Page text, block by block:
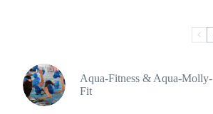
Aqua-Fitness & Aqua-Molly-
Fit